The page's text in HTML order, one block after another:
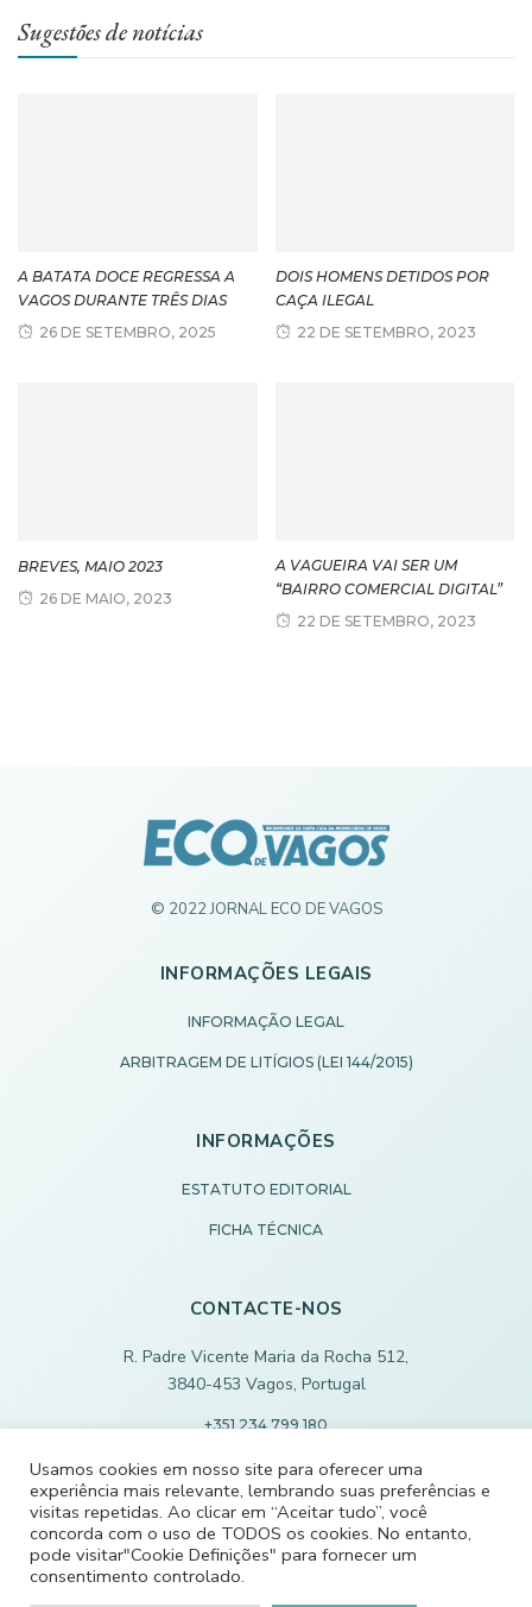
Sugestões de notícias
A BATATA DOCE REGRESSA A
VAGOS DURANTE TRÊS DIAS
26 DE SETEMBRO, 2025
DOIS HOMENS DETIDOS POR
CAÇA ILEGAL
22 DE SETEMBRO, 2023
BREVES, MAIO 2023
26 DE MAIO, 2023
A VAGUEIRA VAI SER UM
“BAIRRO COMERCIAL DIGITAL”
22 DE SETEMBRO, 2023
© 2022 JORNAL ECO DE VAGOS
INFORMAÇÕES LEGAIS
INFORMAÇÃO LEGAL
ARBITRAGEM DE LITÍGIOS (LEI 144/2015)
INFORMAÇÕES
ESTATUTO EDITORIAL
FICHA TÉCNICA
CONTACTE-NOS
R. Padre Vicente Maria da Rocha 512,
3840-453 Vagos, Portugal
+351 234 799 180
ECODEVAGOS@SCMVAGOS.EU
CONTACTE-NOS
Usamos cookies em nosso site para oferecer uma
experiência mais relevante, lembrando suas preferências e
visitas repetidas. Ao clicar em “Aceitar tudo”, você
concorda com o uso de TODOS os cookies. No entanto,
pode visitar"Cookie Definições" para fornecer um
consentimento controlado.